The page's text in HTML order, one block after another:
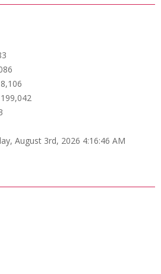
199,042
August 3rd, 2026 4:16:46 AM